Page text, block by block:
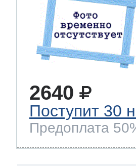
2640
Поступит 30
Предоплата